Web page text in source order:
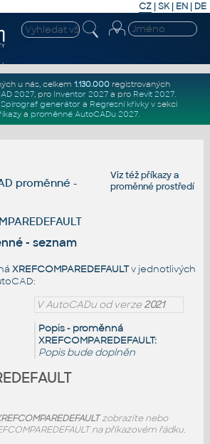
CZ | SK| EN | DE
u nás, celkem 1.130.000registrovaných
2027, pro Inventor 2027a pro Revit 2027.
Spirograf generátor a Regresní křivkyv sekci
a proměnné AutoCADu 2027.
Viz téžpříkazya
proměnné prostředí
proměnné -
- seznam
XREFCOMPAREDEFAULTv jednotlivých
V AutoCADu od verze2021
Popis - proměnná
XREFCOMPAREDEFAULT:
Popis bude doplněn
zobrazíte nebo
na příkazovém řádku.